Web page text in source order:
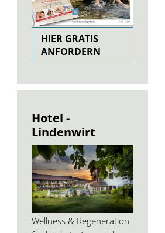
HIER GRATIS
ANFORDERN
Hotel -
Lindenwirt
Wellness & Regeneration